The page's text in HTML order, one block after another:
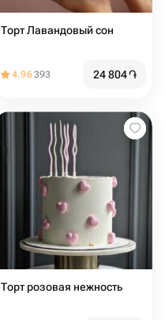
Торт Лавандовый сон
4.96393 24 804֏
Торт розовая нежность